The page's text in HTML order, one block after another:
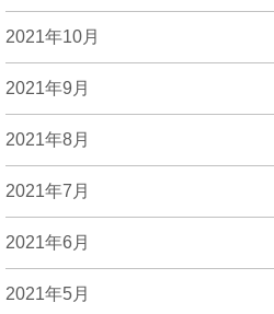
2021年10月
2021年9月
2021年8月
2021年7月
2021年6月
2021年5月